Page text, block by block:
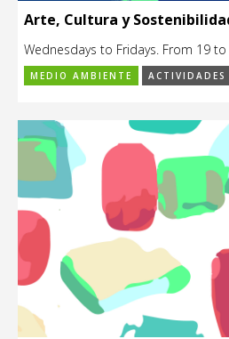
Arte, Cultura y
Wednesdays to Fridays. From 19
MEDIO AMBIENTE ACTIVIDADES